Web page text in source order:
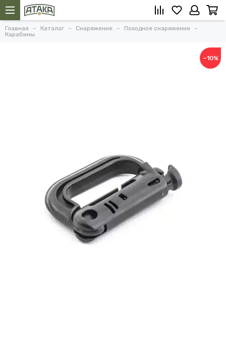
Главная Каталог Снаряжение
Походное снаряжение
Карабины
−10%